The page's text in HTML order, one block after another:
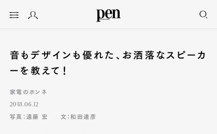
音もデザインも優れた、お洒落なスピーカ
ーを教えて！
家電のホンネ
2018.06.12
写真：遠藤 宏
文：和田達彦